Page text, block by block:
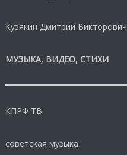
Кузякин Дмитрий Викторович
МУЗЫКА, ВИДЕО, СТИХИ
КПРФ ТВ
советская музыка